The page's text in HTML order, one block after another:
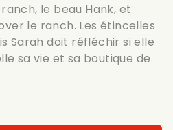
le beau Hank, et
le ranch. Les étincelles
Sarah doit réfléchir si elle
sa vie et sa boutique de